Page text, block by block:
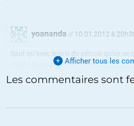
yoananda // 10.01.2012 à
Sauf qu’avec le prix du pétrole qu’on se
mérite de nous laisser le AAA :
http://petrole.blog.lemonde.fr/2012/01/
une fois !
Afficher tous les
Les commentaires sont